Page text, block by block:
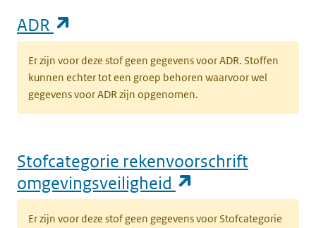
ADR
Er zijn voor deze stof geen gegevens voor ADR. Stoffen
kunnen echter tot een groep behoren waarvoor wel
gegevens voor ADR zijn opgenomen.
Stofcategorie rekenvoorschrift
omgevingsveiligheid
Er zijn voor deze stof geen gegevens voor Stofcategorie